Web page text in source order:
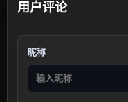
用户评论
昵称